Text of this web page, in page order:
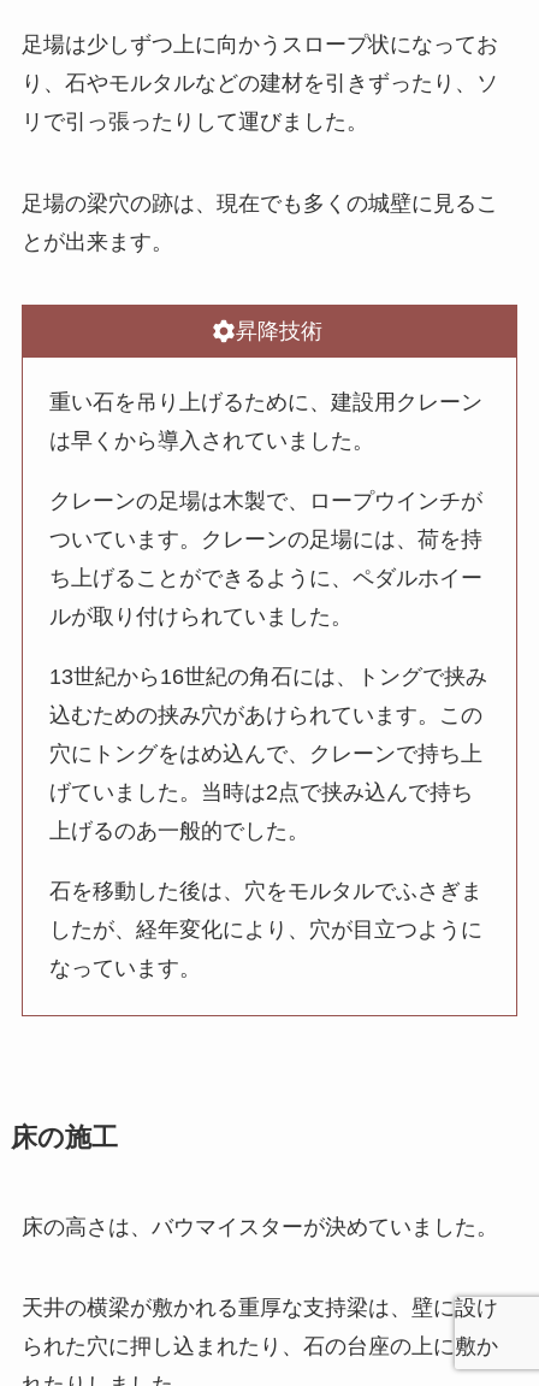
足場は少しずつ上に向かうスロープ状になってお
り、石やモルタルなどの建材を引きずったり、ソ
リで引っ張ったりして運びました。
足場の梁穴の跡は、現在でも多くの城壁に見るこ
とが出来ます。
昇降技術
重い石を吊り上げるために、建設用クレーン
は早くから導入されていました。
クレーンの足場は木製で、ロープウインチが
ついています。クレーンの足場には、荷を持
ち上げることができるように、ペダルホイー
ルが取り付けられていました。
13世紀から16世紀の角石には、トングで挟み
込むための挟み穴があけられています。この
穴にトングをはめ込んで、クレーンで持ち上
げていました。当時は2点で挟み込んで持ち
上げるのあ一般的でした。
石を移動した後は、穴をモルタルでふさぎま
したが、経年変化により、穴が目立つように
なっています。
床の施工
床の高さは、バウマイスターが決めていました。
天井の横梁が敷かれる重厚な支持梁は、壁に設け
られた穴に押し込まれたり、石の台座の上に敷か